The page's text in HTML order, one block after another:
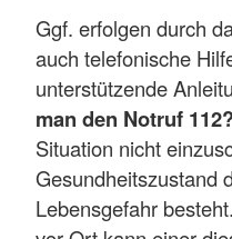
Ggf. erfolgen durch
auch telefonische
unterstützende
man den Notruf
Situation nicht
Gesundheitszustand
Lebensgefahr